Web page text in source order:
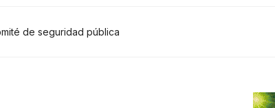
de seguridad pública